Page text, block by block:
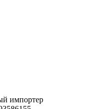
импортер